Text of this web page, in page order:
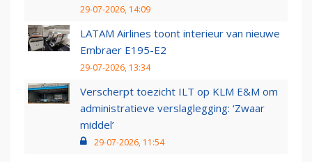
29-07-2026, 14:09
LATAM Airlines toont interieur van nieuwe
Embraer E195-E2
29-07-2026, 13:34
Verscherpt toezicht ILT op KLM E&M om
administratieve verslaglegging: ‘Zwaar
middel’
29-07-2026, 11:54